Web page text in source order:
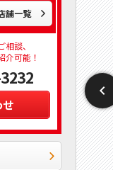
舗一覧
談、
介可能！